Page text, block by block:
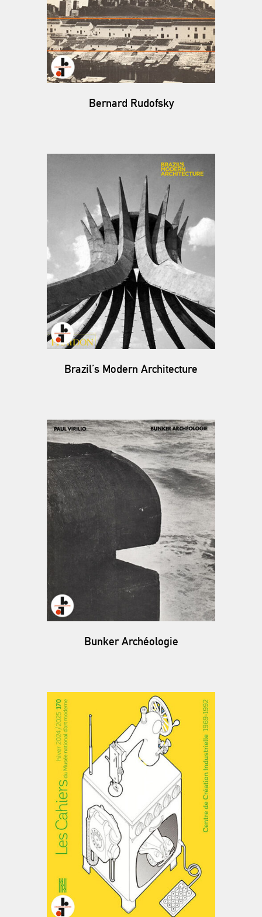
Bernard Rudofsky
Brazil’s Modern Architecture
Bunker Archéologie